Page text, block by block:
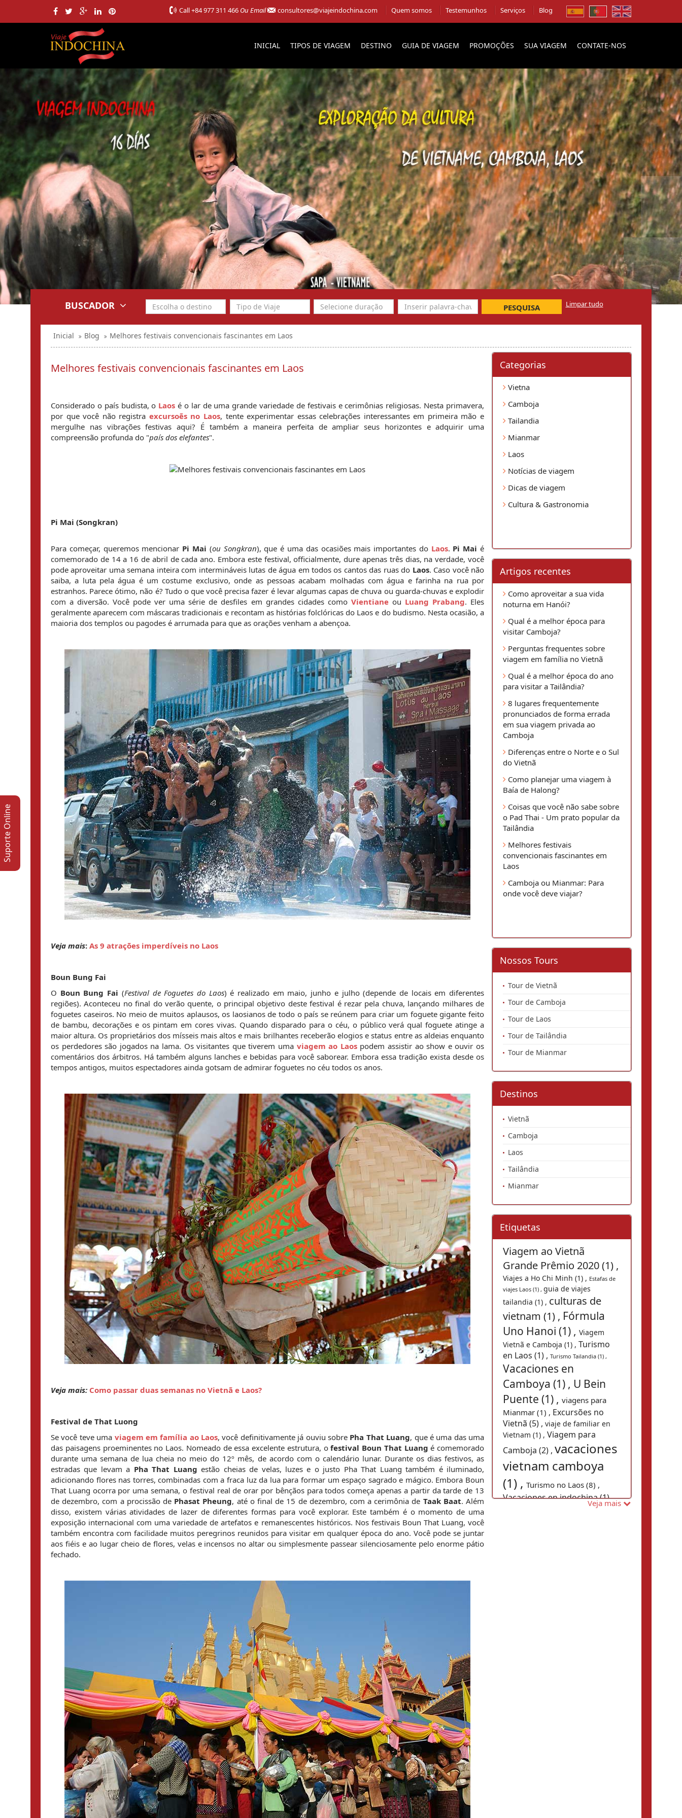
Call+84 977 311 466 Ou Email consultores@viajeindochina.com Quem somos Testemunhos Serviços Blog
INICIAL TIPOS DE VIAGEM DESTINO GUIA DE VIAGEM PROMOÇÕES SUA VIAGEM CONTATE-NOS
BUSCADOR PESQUISA Limpar tudo
Inicial Blog Melhores festivais convencionais fascinantes em Laos
Melhores festivais convencionais fascinantes em Laos
Considerado o país budista, o Laos é o lar de uma grande variedade de festivais e cerimônias religiosas. Nesta primavera,
por que você não registra excursoẽs no Laos, tente experimentar essas celebrações interessantes em primeira mão e
mergulhe nas vibrações festivas aqui? É também a maneira perfeita de ampliar seus horizontes e adquirir uma
compreensão profunda do "país dos elefantes".
Pi Mai (Songkran)
Para começar, queremos mencionar Pi Mai (ou Songkran), que é uma das ocasiões mais importantes do Laos. Pi Mai é
comemorado de 14 a 16 de abril de cada ano. Embora este festival, officialmente, dure apenas três dias, na verdade, você
pode aproveitar uma semana inteira com intermináveis lutas de água em todos os cantos das ruas do Laos. Caso você não
saiba, a luta pela água é um costume exclusivo, onde as pessoas acabam molhadas com água e farinha na rua por
estranhos. Parece ótimo, não é? Tudo o que você precisa fazer é levar algumas capas de chuva ou guarda-chuvas e explodir
com a diversão. Você pode ver uma série de desfiles em grandes cidades como Vientiane ou Luang Prabang. Eles
geralmente aparecem com máscaras tradicionais e recontam as histórias folclóricas do Laos e do budismo. Nesta ocasião, a
maioria dos templos ou pagodes é arrumada para que as orações venham a abençoa.
Veja mais: As 9 atrações imperdíveis no Laos
Boun Bung Fai
O Boun Bung Fai (Festival de Foguetes do Laos) é realizado em maio, junho e julho (depende de locais em diferentes
regiões). Aconteceu no final do verão quente, o principal objetivo deste festival é rezar pela chuva, lançando milhares de
foguetes caseiros. No meio de muitos aplausos, os laosianos de todo o país se reúnem para criar um foguete gigante feito
de bambu, decorações e os pintam em cores vivas. Quando disparado para o céu, o público verá qual foguete atinge a
maior altura. Os proprietários dos mísseis mais altos e mais brilhantes receberão elogios e status entre as aldeias enquanto
os perdedores são jogados na lama. Os visitantes que tiverem uma viagem ao Laos podem assistir ao show e ouvir os
comentários dos árbitros. Há também alguns lanches e bebidas para você saborear. Embora essa tradição exista desde os
tempos antigos, muitos espectadores ainda gotsam de admirar foguetes no céu todos os anos.
Veja mais: Como passar duas semanas no Vietnã e Laos?
Festival de That Luong
Se você teve uma viagem em família ao Laos, você definitivamente já ouviu sobre Pha That Luang, que é uma das uma
das paisagens proeminentes no Laos. Nomeado de essa excelente estrutura, o festival Boun That Luang é comemorado
durante uma semana de lua cheia no meio do 12º mês, de acordo com o calendário lunar. Durante os dias festivos, as
estradas que levam a Pha That Luang estão cheias de velas, luzes e o justo Pha That Luang também é iluminado,
adicionando flores nas torres, combinadas com a fraca luz da lua para formar um espaço sagrado e mágico. Embora Boun
That Luang ocorra por uma semana, o festival real de orar por bênçãos para todos começa apenas a partir da tarde de 13
de dezembro, com a procissão de Phasat Pheung, até o final de 15 de dezembro, com a cerimônia de Taak Baat. Além
disso, existem várias atividades de lazer de diferentes formas para você explorar. Este também é o momento de uma
exposição internacional com uma variedade de artefatos e remanescentes históricos. Nos festivais Boun That Luang, você
também encontra com facilidade muitos peregrinos reunidos para visitar em qualquer época do ano. Você pode se juntar
aos fiéis e ao lugar cheio de flores, velas e incensos no altar ou simplesmente passear silenciosamente pelo enorme pátio
fechado.
Categorias
Vietna
Camboja
Tailandia
Mianmar
Laos
Notícias de viagem
Dicas de viagem
Cultura & Gastronomia
Artigos recentes
Como aproveitar a sua vida
noturna em Hanói?
Qual é a melhor época para
visitar Camboja?
Perguntas frequentes sobre
viagem em família no Vietnã
Qual é a melhor época do ano
para visitar a Tailândia?
8 lugares frequentemente
pronunciados de forma errada
em sua viagem privada ao
Camboja
Diferenças entre o Norte e o Sul
do Vietnã
Como planejar uma viagem à
Baía de Halong?
Coisas que você não sabe sobre
o Pad Thai - Um prato popular da
Tailândia
Melhores festivais
convencionais fascinantes em
Laos
Camboja ou Mianmar: Para
onde você deve viajar?
Nossos Tours
Tour de Vietnã
Tour de Camboja
Tour de Laos
Tour de Tailândia
Tour de Mianmar
Destinos
Vietnã
Camboja
Laos
Tailândia
Mianmar
Etiquetas
Viagem ao Vietnã
Grande Prêmio 2020 (1) ,
Viajes a Ho Chi Minh (1) , Estafas de
viajes Laos (1) , guia de viajes
tailandia (1) , culturas de
vietnam (1) , Fórmula
Uno Hanoi (1) , Viagem
Vietnã e Camboja (1) , Turismo
en Laos (1) , Turismo Tailandia (1) ,
Vacaciones en
Camboya (1) , U Bein
Puente (1) , viagens para
Mianmar (1) , Excursões no
Vietnã (5) , viaje de familiar en
Vietnam (1) , Viagem para
Camboja (2) , vacaciones
vietnam camboya
(1) , Turismo no Laos (8) ,
Vacaciones en indochina (1) ,
Veja mais
Suporte Online